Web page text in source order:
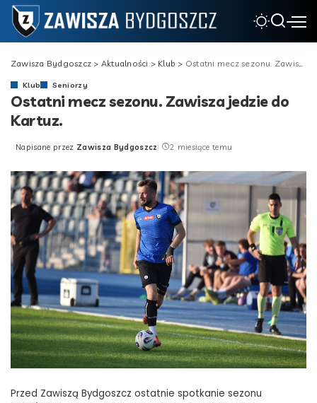
Zawisza Bydgoszcz > Aktualności > Klub > Ostatni mecz sezonu. Zawisza jedzie do Kartuz.
Klub Seniorzy
Ostatni mecz sezonu. Zawisza jedzie do
Kartuz.
Posted
Napisane przez Zawisza Bydgoszcz 2 miesiące temu
Przed Zawiszą Bydgoszcz ostatnie spotkanie sezonu